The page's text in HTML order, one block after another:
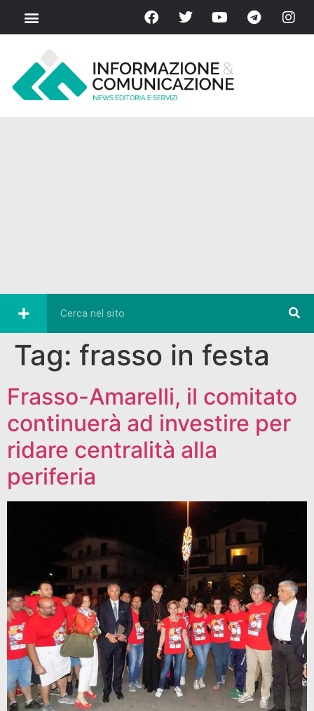
Tag: frasso in festa
Frasso-Amarelli, il comitato
continuerà ad investire per
ridare centralità alla
periferia